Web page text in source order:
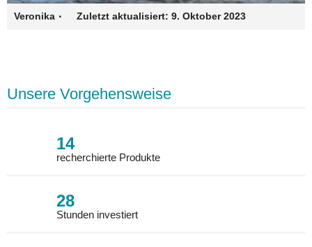
Veronika · Zuletzt aktualisiert: 9. Oktober 2023
Unsere Vorgehensweise
14
recherchierte Produkte
28
Stunden investiert